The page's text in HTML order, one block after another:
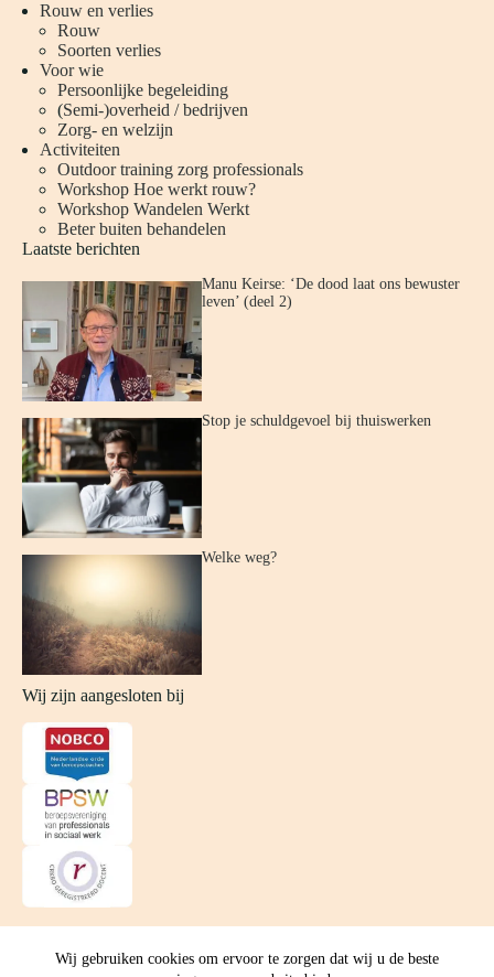
Wij gebruiken cookies om ervoor te zorgen dat wij u de beste
Rouw en verlies
Rouw
Soorten verlies
Voor wie
Persoonlijke begeleiding
(Semi-)overheid / bedrijven
Zorg- en welzijn
Activiteiten
Outdoor training zorg professionals
Workshop Hoe werkt rouw?
Workshop Wandelen Werkt
Beter buiten behandelen
Laatste berichten
Manu Keirse: ‘De dood laat ons bewuster
leven’ (deel 2)
Stop je schuldgevoel bij thuiswerken
Welke weg?
Wij zijn aangesloten bij
© Feelz Coaching-Algemene Voorwaarden